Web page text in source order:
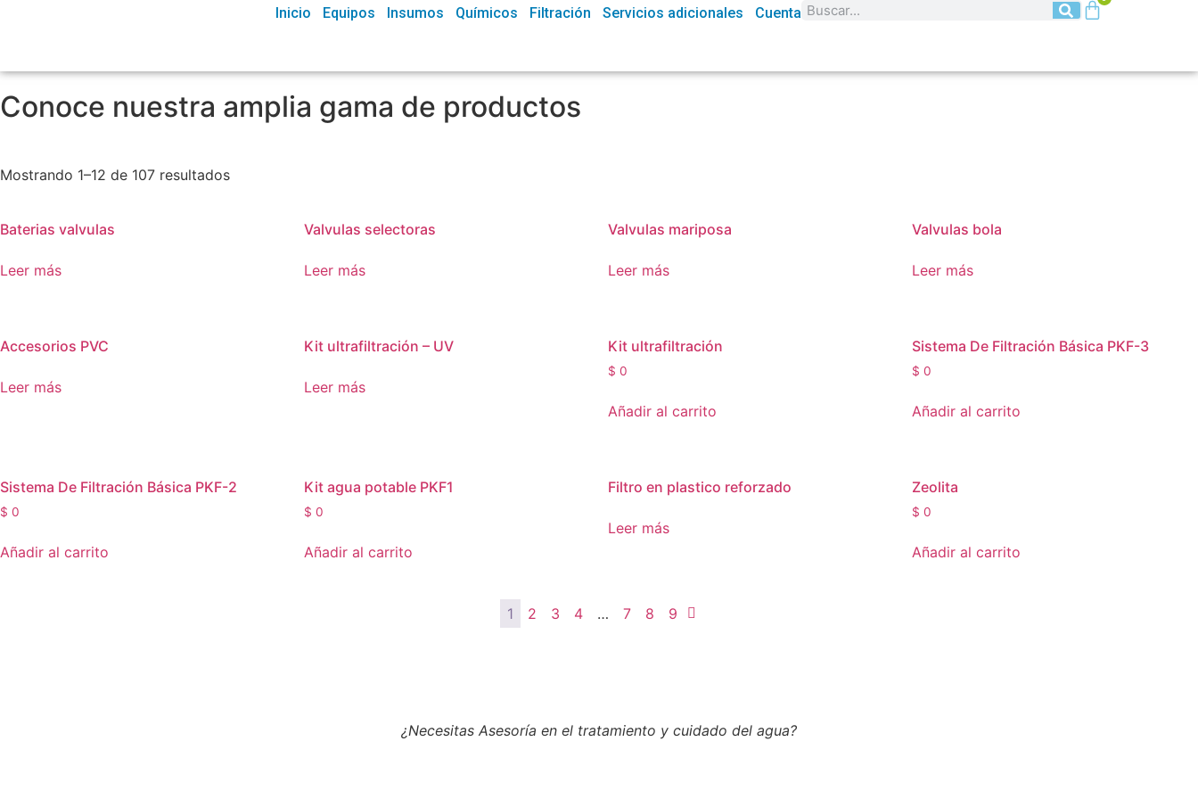
Inicio Equipos Insumos Químicos Filtración Servicios adicionales Cuenta
Conoce nuestra amplia gama de productos
Mostrando 1–12 de 107 resultados
Baterias valvulas
Leer más
Valvulas selectoras
Leer más
Valvulas mariposa
Leer más
Valvulas bola
Leer más
Accesorios PVC
Leer más
Kit ultrafiltración – UV
Leer más
Kit ultrafiltración
$ 0
Añadir al carrito
Sistema De Filtración Básica PKF-3
$ 0
Añadir al carrito
Sistema De Filtración Básica PKF-2
$ 0
Añadir al carrito
Kit agua potable PKF1
$ 0
Añadir al carrito
Filtro en plastico reforzado
Leer más
Zeolita
$ 0
Añadir al carrito
1 2 3 4 … 7 8 9
¿Necesitas Asesoría en el tratamiento y cuidado del agua?